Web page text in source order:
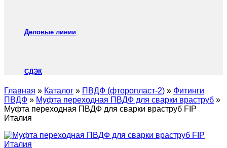
Деловые линии
СДЭК
Главная » Каталог » ПВДФ (фторопласт-2) » Фитинги
ПВДФ » Муфта переходная ПВДФ для сварки враструб »
Муфта переходная ПВДФ для сварки враструб FIP
Италия